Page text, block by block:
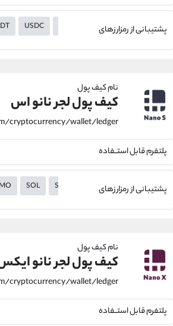
پشتیبانی از رمزارزهای USDC UMA TUSD TRX
نام کیف پول
کیف پول لجر نانو اس
پلتفرم قابل استــفاده
پشتیبانی از رمزارزهای SOL SC QTUM ont
نام کیف پول
کیف پول لجر نانو
پلتفرم قابل استــفاده